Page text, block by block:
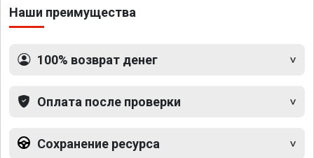
Наши преимущества
100% возврат денег
Оплата после проверки
Сохранение ресурса